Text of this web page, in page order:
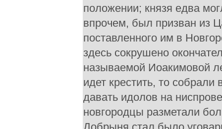
положении; князя едва
впрочем, был призван из
поставленного им в
здесь сокрушено
называемой Иоакимовой
идет крестить, то собрали
давать идолов на
новгородцы разметали